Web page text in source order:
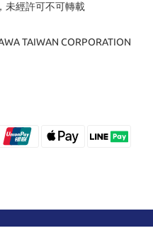
未經許可不可轉載
TAIWAN CORPORATION